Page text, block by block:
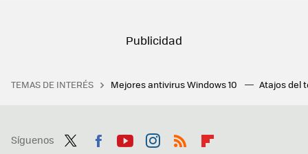
TEMAS DE INTERÉS Mejores antivirus Windows 10 Atajos del
Síguenos